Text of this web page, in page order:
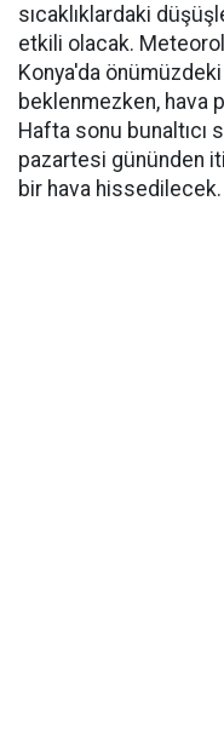
sıcaklıklardaki
etkili olacak.
Konya'da
beklenmezken, hava
Hafta sonu bunaltıcı
pazartesi gününden
bir hava hissedilecek.